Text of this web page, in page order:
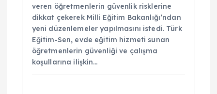
veren öğretmenlerin güvenlik risklerine
dikkat çekerek Milli Eğitim Bakanlığı’ndan
yeni düzenlemeler yapılmasını istedi. Türk
Eğitim-Sen, evde eğitim hizmeti sunan
öğretmenlerin güvenliği ve çalışma
koşullarına ilişkin…